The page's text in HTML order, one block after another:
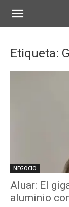
Etiqueta:
NEGOCIO
Aluar: El
aluminio